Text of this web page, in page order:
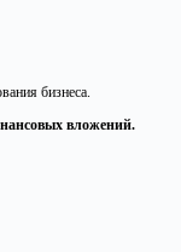
бизнеса.
вложений.